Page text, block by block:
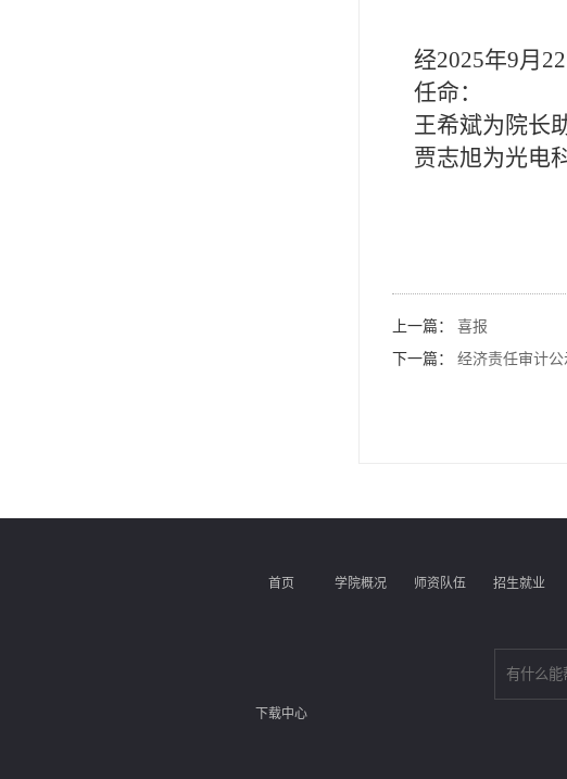
经2025年9月
任命：
王希斌为院长
贾志旭为光电
上一篇：
喜报
下一篇：
经济责任审计公
首页 学院概况 师资队伍 招生就业
下载中心